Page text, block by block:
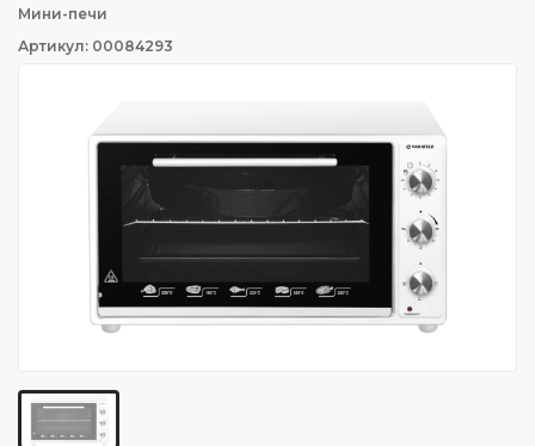
Мини-печи
Артикул: 00084293